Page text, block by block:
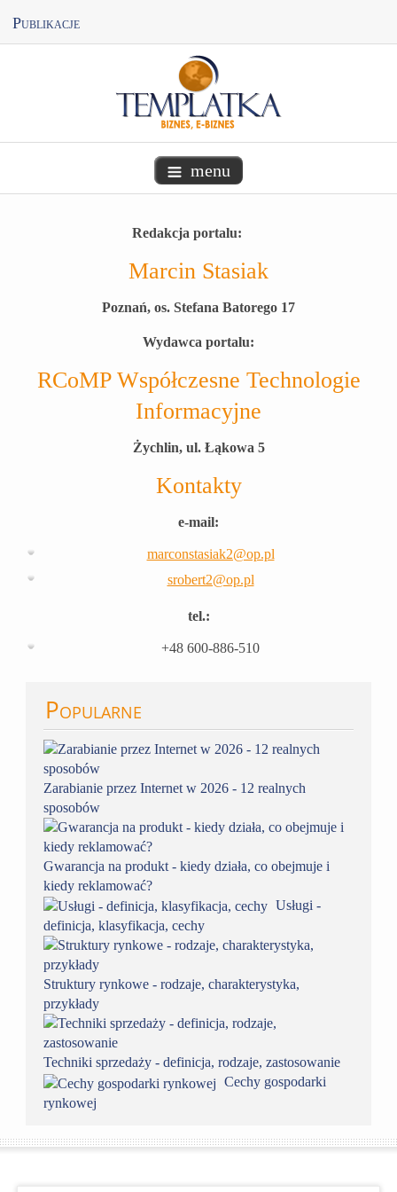
Publikacje
menu
Redakcja portalu:
Marcin Stasiak
Poznań, os. Stefana Batorego 17
Wydawca portalu:
RCoMP Współczesne Technologie
Informacyjne
Żychlin, ul. Łąkowa 5
Kontakty
e-mail:
marconstasiak2@op.pl
srobert2@op.pl
tel.:
+48 600-886-510
Popularne
Zarabianie przez Internet w 2026 - 12 realnych
sposobów
Gwarancja na produkt - kiedy działa, co obejmuje i
kiedy reklamować?
Usługi -
definicja, klasyfikacja, cechy
Struktury rynkowe - rodzaje, charakterystyka,
przykłady
Techniki sprzedaży - definicja, rodzaje, zastosowanie
Cechy gospodarki
rynkowej